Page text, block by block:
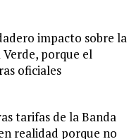
impacto sobre la
porque el
oficiales
tarifas de la Banda
realidad porque no